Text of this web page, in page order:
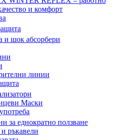
и шок абсорбери
линии
Маски
за еднократно ползване
ръкавели